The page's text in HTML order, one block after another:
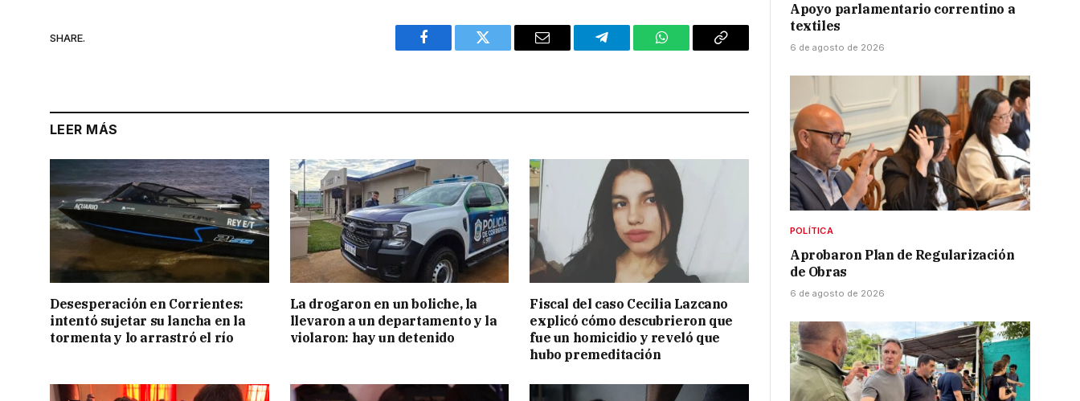
SHARE.
Facebook Twitter Email Telegram WhatsAppCopy
LEER MÁS
Desesperación en Corrientes:
intentó sujetar su lancha en la
tormenta y lo arrastró el río
La drogaron en un boliche, la
llevaron a un departamento y la
violaron: hay un detenido
Fiscal del caso Cecilia Lazcano
explicó cómo descubrieron que
fue un homicidio y reveló que
hubo premeditación
Apoyo parlamentario correntino a
textiles
6 de agosto de 2026
POLÍTICA
Aprobaron Plan de Regularización
de Obras
6 de agosto de 2026